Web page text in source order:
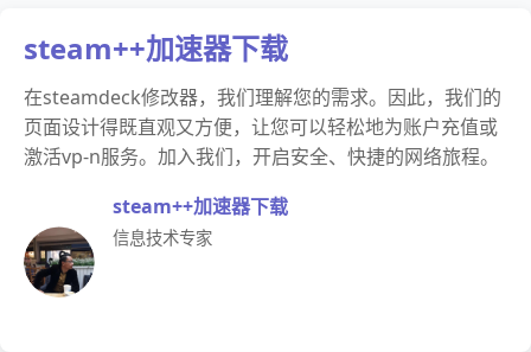
steam++加速器下载
在steamdeck修改器，我们理解您的需求。因此，我们的
页面设计得既直观又方便，让您可以轻松地为账户充值或
激活vp-n服务。加入我们，开启安全、快捷的网络旅程。
steam++加速器下载
信息技术专家